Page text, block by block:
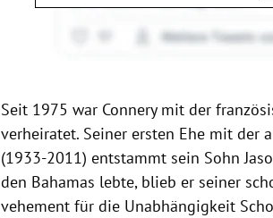
Seit 1975 war Connery mit der
verheiratet. Seiner ersten Ehe mit der
(1933-2011) entstammt sein Sohn
den Bahamas lebte, blieb er seiner
vehement für die Unabhängigkeit